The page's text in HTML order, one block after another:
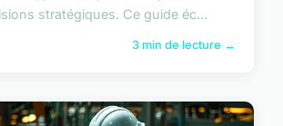
stratégiques. Ce guide éc...
3 min de lecture →